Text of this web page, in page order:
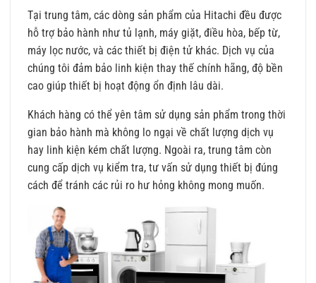
Tại trung tâm, các dòng sản phẩm của Hitachi đều được
hỗ trợ bảo hành như tủ lạnh, máy giặt, điều hòa, bếp từ,
máy lọc nước, và các thiết bị điện tử khác. Dịch vụ của
chúng tôi đảm bảo linh kiện thay thế chính hãng, độ bền
cao giúp thiết bị hoạt động ổn định lâu dài.
Khách hàng có thể yên tâm sử dụng sản phẩm trong thời
gian bảo hành mà không lo ngại về chất lượng dịch vụ
hay linh kiện kém chất lượng. Ngoài ra, trung tâm còn
cung cấp dịch vụ kiểm tra, tư vấn sử dụng thiết bị đúng
cách để tránh các rủi ro hư hỏng không mong muốn.